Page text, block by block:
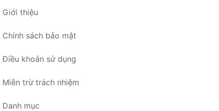
Giới thiệu
Chính sách bảo mật
Điều khoản sử dụng
Miễn trừ trách nhiệm
Danh mục